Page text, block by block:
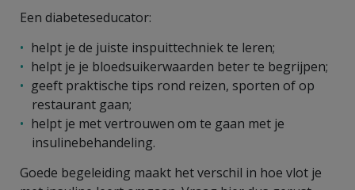
Een diabeteseducator:
helpt je de juiste inspuittechniek te leren;
helpt je je bloedsuikerwaarden beter te begrijpen;
geeft praktische tips rond reizen, sporten of op
restaurant gaan;
helpt je met vertrouwen om te gaan met je
insulinebehandeling.
Goede begeleiding maakt het verschil in hoe vlot je